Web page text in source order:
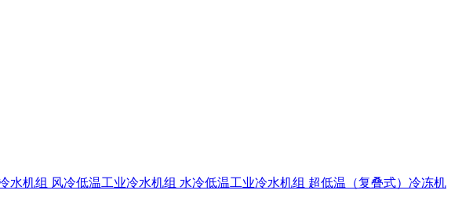
水机组 风冷低温工业冷水机组 水冷低温工业冷水机组 超低温（复叠式）冷冻机